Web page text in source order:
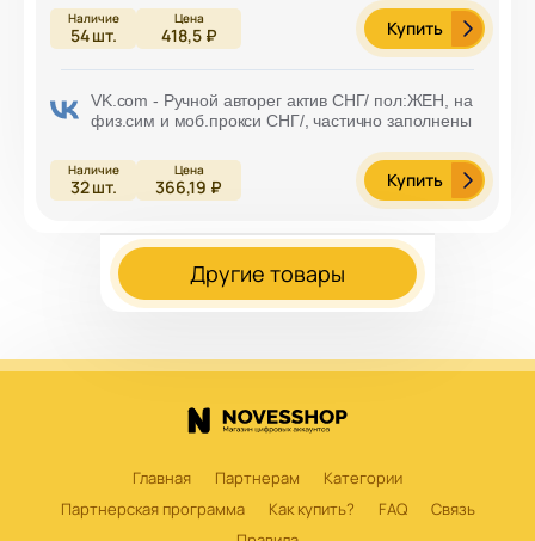
54шт. 418,5 ₽ Купить
VK.com - Ручной авторег актив СНГ/ пол:ЖЕН, на
физ.сим и моб.прокси СНГ/, частично заполнены
32шт. 366,19 ₽ Купить
Другие товары
Главная Партнерам
Категории
Партнерская программа
Как купить? FAQ
Связь